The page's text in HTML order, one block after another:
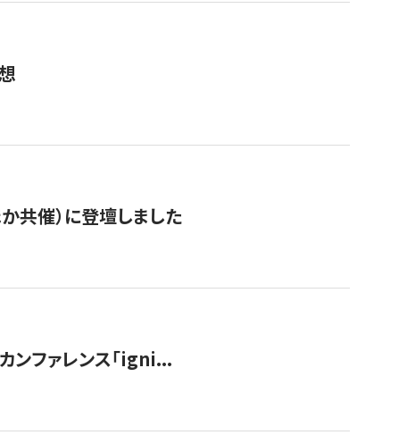
共催）に登壇しました
ンファレンス「igni...